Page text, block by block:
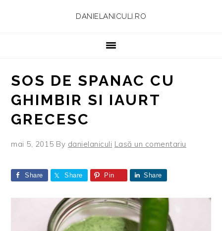
DANIELANICULI.RO
SOS DE SPANAC CU
GHIMBIR SI IAURT
GRECESC
mai 5, 2015 By danielaniculi Lasă un comentariu
Share Share Pin Share